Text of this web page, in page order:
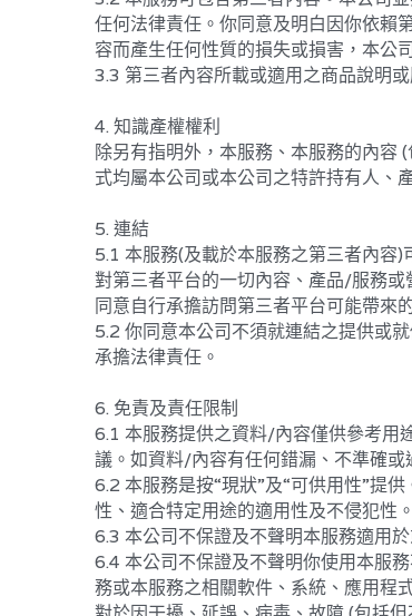
容而產生任何性質的損失或損害，本公
3.3 第三者內容所載或適用之商品說明
除另有指明外，本服務、本服務的內容
式均屬本公司或本公司之特許持有人、
5.1 本服務(及載於本服務之第三者內容)
對第三者平台的一切內容、產品/服務
同意自行承擔訪問第三者平台可能帶來
5.2 你同意本公司不須就連結之提供或
承擔法律責任。
6.1 本服務提供之資料/內容僅供參考用
議。如資料/內容有任何錯漏、不準確
6.2 本服務是按“現狀”及“可供用性”提
性、適合特定用途的適用性及不侵犯性
6.3 本公司不保證及不聲明本服務適用
6.4 本公司不保證及不聲明你使用本服
務或本服務之相關軟件、系統、應用程
對於因干擾、延誤、病毒、故障 (包括